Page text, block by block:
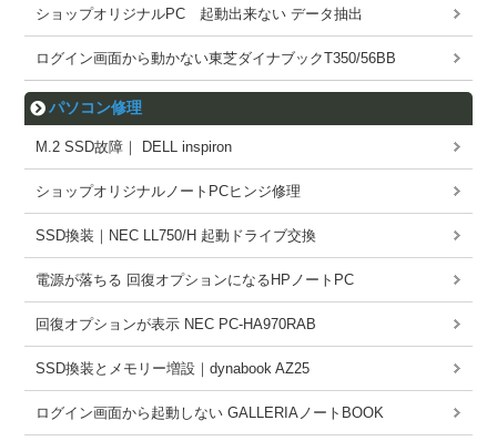
ショップオリジナルPC 起動出来ない データ抽出
ログイン画面から動かない東芝ダイナブックT350/56BB
パソコン修理
M.2 SSD故障｜ DELL inspiron
ショップオリジナルノートPCヒンジ修理
SSD換装｜NEC LL750/H 起動ドライブ交換
電源が落ちる 回復オプションになるHPノートPC
回復オプションが表示 NEC PC-HA970RAB
SSD換装とメモリー増設｜dynabook AZ25
ログイン画面から起動しない GALLERIAノートBOOK